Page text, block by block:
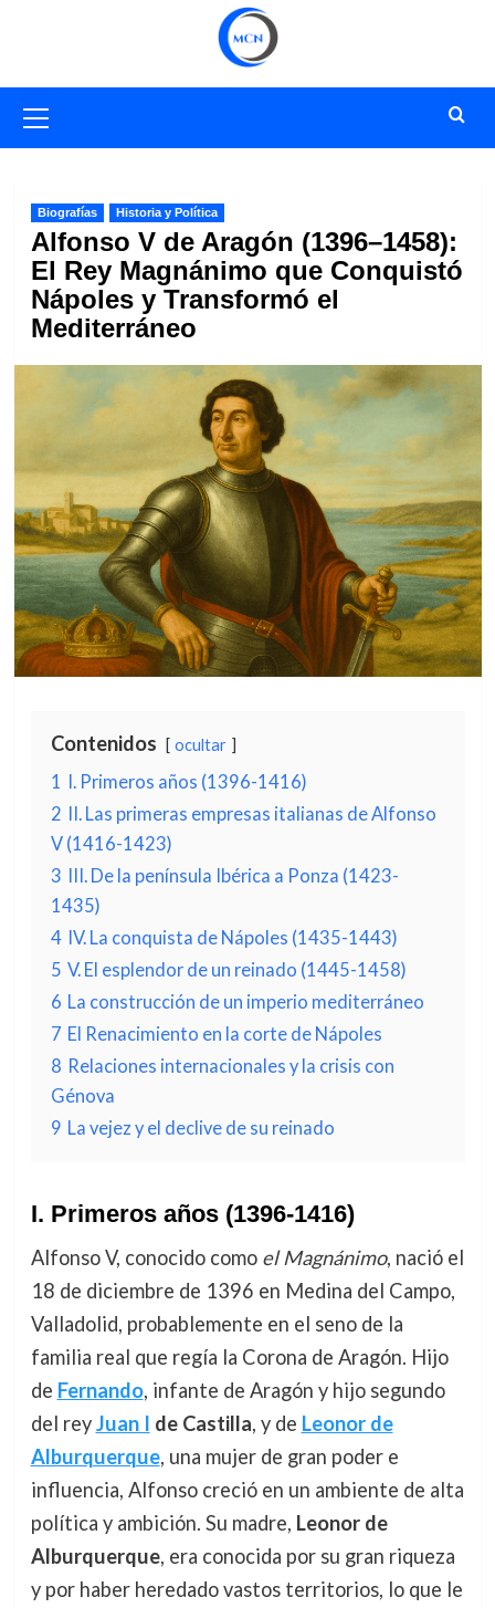
primario
Biografías Historia y Política
Alfonso V de Aragón (1396–1458):
El Rey Magnánimo que Conquistó
Nápoles y Transformó el
Mediterráneo
Contenidos ocultar
1 I. Primeros años (1396-1416)
2 II. Las primeras empresas italianas de Alfonso
V (1416-1423)
3 III. De la península Ibérica a Ponza (1423-
1435)
4 IV. La conquista de Nápoles (1435-1443)
5 V. El esplendor de un reinado (1445-1458)
6 La construcción de un imperio mediterráneo
7 El Renacimiento en la corte de Nápoles
8 Relaciones internacionales y la crisis con
Génova
9 La vejez y el declive de su reinado
I. Primeros años (1396-1416)
Alfonso V, conocido como el Magnánimo, nació el
18 de diciembre de 1396 en Medina del Campo,
Valladolid, probablemente en el seno de la
familia real que regía la Corona de Aragón. Hijo
de Fernando, infante de Aragón y hijo segundo
del reyJuan I de Castilla, y de Leonor de
Alburquerque, una mujer de gran poder e
influencia, Alfonso creció en un ambiente de alta
política y ambición. Su madre, Leonor de
Alburquerque, era conocida por su gran riqueza
y por haber heredado vastos territorios, lo que le